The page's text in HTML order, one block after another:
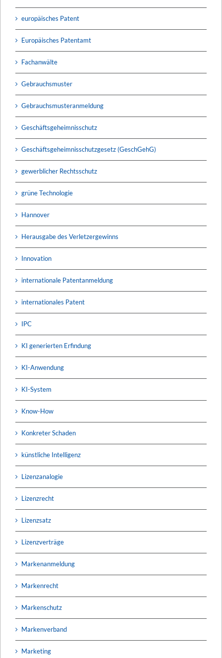
europäisches Patent
Europäisches Patentamt
Fachanwälte
Gebrauchsmuster
Gebrauchsmusteranmeldung
Geschäftsgeheimnisschutz
Geschäftsgeheimnisschutzgesetz (GeschGehG)
gewerblicher Rechtsschutz
grüne Technologie
Hannover
Herausgabe des Verletzergewinns
Innovation
internationale Patentanmeldung
internationales Patent
IPC
KI generierten Erfindung
KI-Anwendung
KI-System
Know-How
Konkreter Schaden
künstliche Intelligenz
Lizenzanalogie
Lizenzrecht
Lizenzsatz
Lizenzverträge
Markenanmeldung
Markenrecht
Markenschutz
Markenverband
Marketing